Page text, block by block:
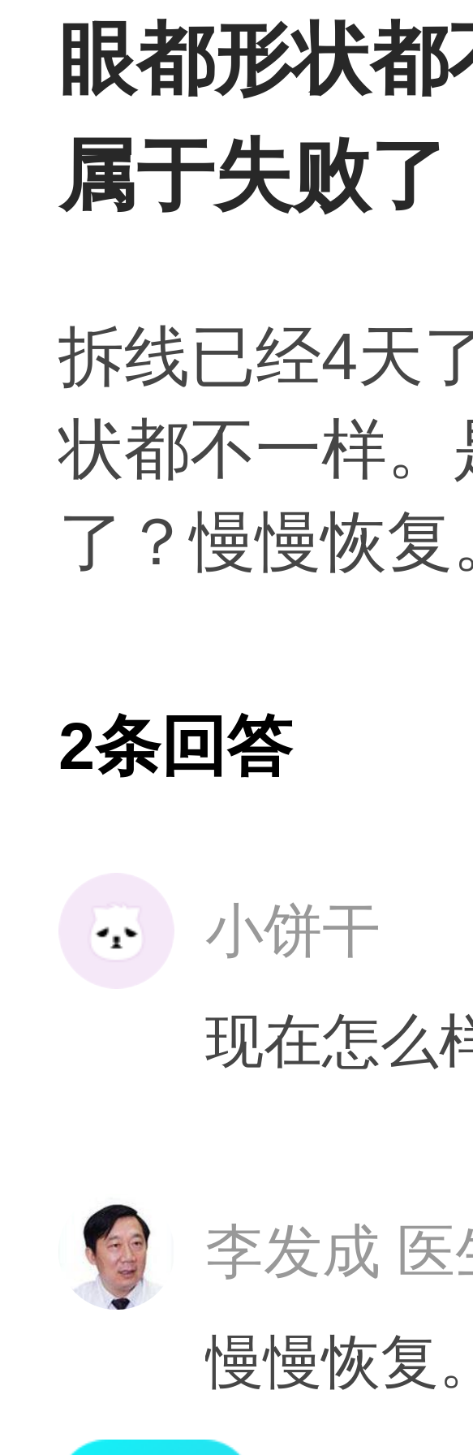
眼都形状
属于失败了
拆线已经4天
状都不一样
了？慢慢恢复
2条回答
小饼干
现在怎么
李发成 医
慢慢恢复。